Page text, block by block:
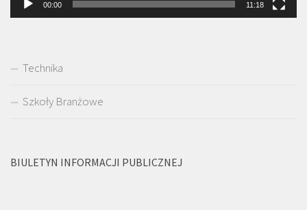
00:00 11:18
Technika
Szkoły Branżowe
BIULETYN INFORMACJI PUBLICZNEJ